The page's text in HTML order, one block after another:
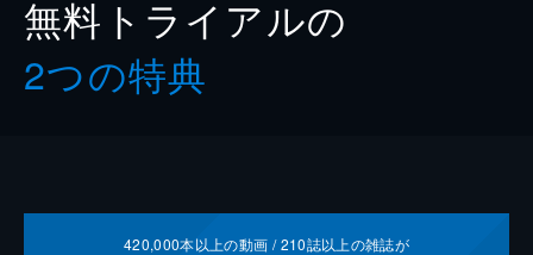
無料トライアルの
2つの特典
420,000本以上の動画 /210誌以上の雑誌が